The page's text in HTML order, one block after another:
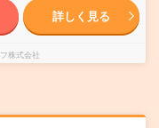
詳しく見る
株式会社